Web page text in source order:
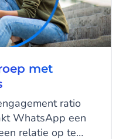
met
ratio
WhatsApp een
relatie op te